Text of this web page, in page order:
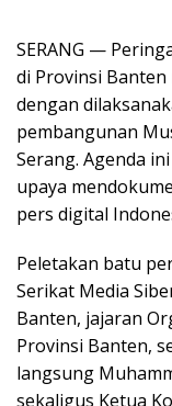
SERANG —
di Provinsi
dengan
pembangunan
Serang. Agenda
upaya
pers digital
Peletakan batu
Serikat Media
Banten, jajaran
Provinsi Banten,
langsung
sekaligus Ketua